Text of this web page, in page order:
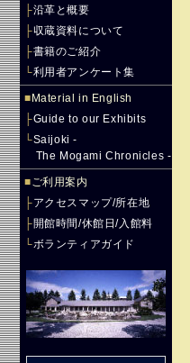
├沿革と概要
├収蔵資料について
├書籍のご紹介
└利用者アンケート集
■ Material in English
├Guide to our Exhibits
└Saijoki -
The Mogami Chronicles -
■ご利用案内
├アクセスマップ/所在地
├開館時間/休館日/入館料
└ボランティアガイド